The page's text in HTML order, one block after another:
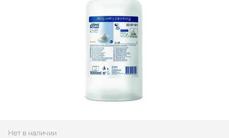
Нет в наличии